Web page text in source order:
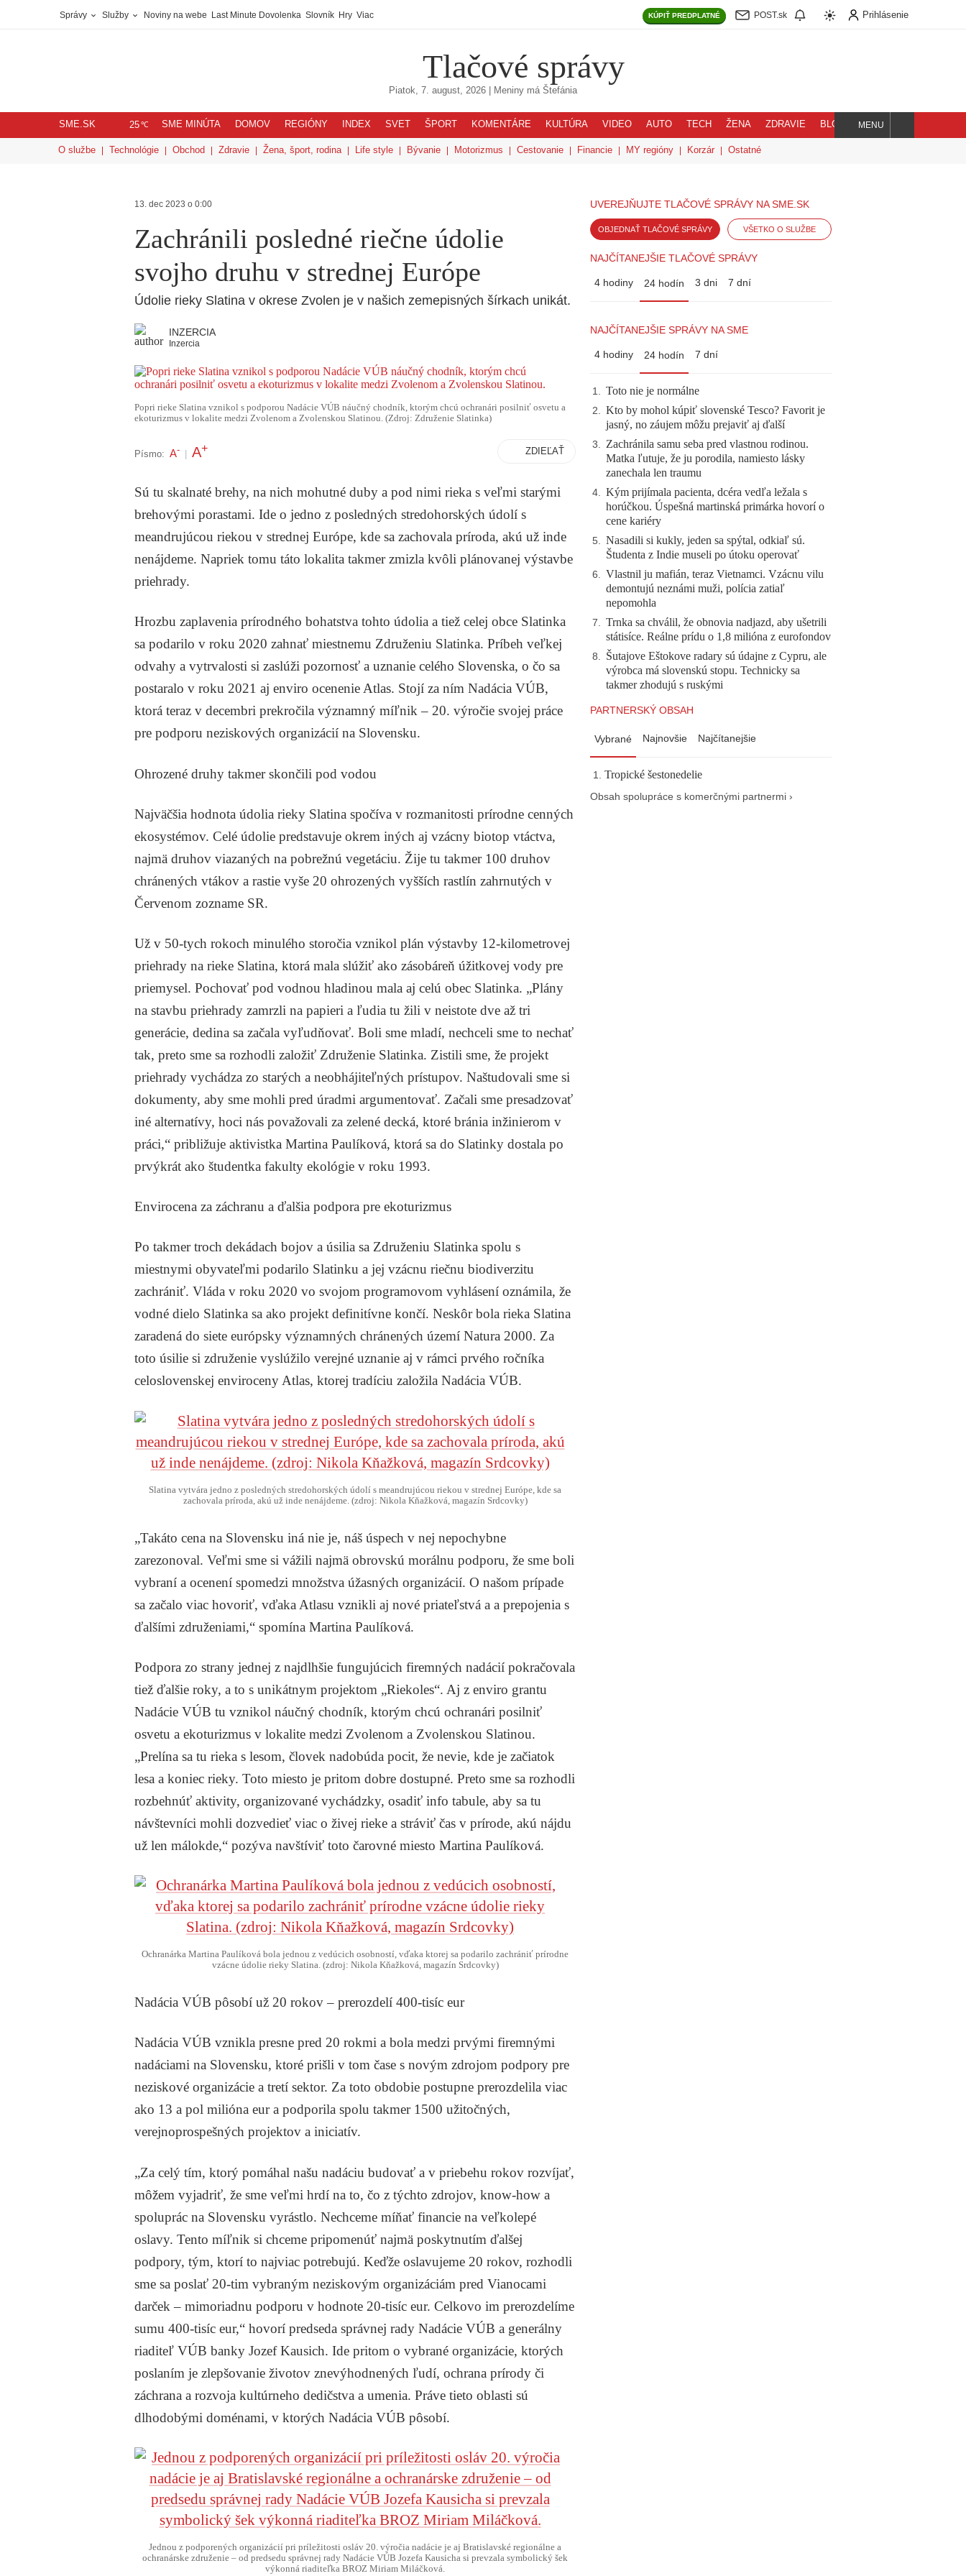
Správy Služby Noviny na webe Last Minute Dovolenka Slovník Hry Viac KÚPIŤ PREDPLATNÉ POST.sk Prihlásenie
Tlačové správy
Piatok, 7. august, 2026 | Meniny má Štefánia
SME.SK 25℃ SME MINÚTA DOMOV REGIÓNY INDEX SVET ŠPORT KOMENTÁRE KULTÚRA VIDEO AUTO TECH ŽENA ZDRAVIE BLOG
Hľadaj
MENU
O službe Technológie Obchod Zdravie Žena, šport, rodina Life style Bývanie Motorizmus Cestovanie Financie MY regióny Korzár Ostatné
13. dec 2023 o 0:00
Zachránili posledné riečne údolie
svojho druhu v strednej Európe
Údolie rieky Slatina v okrese Zvolen je v našich zemepisných šírkach unikát.
INZERCIA
Inzercia
Popri rieke Slatina vznikol s podporou Nadácie VÚB náučný chodník, ktorým chcú ochranári posilniť osvetu a
ekoturizmus v lokalite medzi Zvolenom a Zvolenskou Slatinou. (Zdroj: Združenie Slatinka)
Písmo: A- A+ ZDIEĽAŤ
Sú tu skalnaté brehy, na nich mohutné duby a pod nimi rieka s veľmi starými
brehovými porastami. Ide o jedno z posledných stredohorských údolí s
meandrujúcou riekou v strednej Európe, kde sa zachovala príroda, akú už inde
nenájdeme. Napriek tomu táto lokalita takmer zmizla kvôli plánovanej výstavbe
priehrady.
Hrozbu zaplavenia prírodného bohatstva tohto údolia a tiež celej obce Slatinka
sa podarilo v roku 2020 zahnať miestnemu Združeniu Slatinka. Príbeh veľkej
odvahy a vytrvalosti si zaslúži pozornosť a uznanie celého Slovenska, o čo sa
postaralo v roku 2021 aj enviro ocenenie Atlas. Stojí za ním Nadácia VÚB,
ktorá teraz v decembri prekročila významný míľnik – 20. výročie svojej práce
pre podporu neziskových organizácií na Slovensku.
Ohrozené druhy takmer skončili pod vodou
Najväčšia hodnota údolia rieky Slatina spočíva v rozmanitosti prírodne cenných
ekosystémov. Celé údolie predstavuje okrem iných aj vzácny biotop vtáctva,
najmä druhov viazaných na pobrežnú vegetáciu. Žije tu takmer 100 druhov
chránených vtákov a rastie vyše 20 ohrozených vyšších rastlín zahrnutých v
Červenom zozname SR.
Už v 50-tych rokoch minulého storočia vznikol plán výstavby 12-kilometrovej
priehrady na rieke Slatina, ktorá mala slúžiť ako zásobáreň úžitkovej vody pre
priemysel. Pochovať pod vodnou hladinou mala aj celú obec Slatinka. „Plány
na stavbu priehrady zamrzli na papieri a ľudia tu žili v neistote dve až tri
generácie, dedina sa začala vyľudňovať. Boli sme mladí, nechceli sme to nechať
tak, preto sme sa rozhodli založiť Združenie Slatinka. Zistili sme, že projekt
priehrady vychádza zo starých a neobhájiteľných prístupov. Naštudovali sme si
dokumenty, aby sme mohli pred úradmi argumentovať. Začali sme presadzovať
iné alternatívy, hoci nás považovali za zelené decká, ktoré bránia inžinierom v
práci,“ približuje aktivistka Martina Paulíková, ktorá sa do Slatinky dostala po
prvýkrát ako študentka fakulty ekológie v roku 1993.
Envirocena za záchranu a ďalšia podpora pre ekoturizmus
Po takmer troch dekádach bojov a úsilia sa Združeniu Slatinka spolu s
miestnymi obyvateľmi podarilo Slatinku a jej vzácnu riečnu biodiverzitu
zachrániť. Vláda v roku 2020 vo svojom programovom vyhlásení oznámila, že
vodné dielo Slatinka sa ako projekt definitívne končí. Neskôr bola rieka Slatina
zaradená do siete európsky významných chránených území Natura 2000. Za
toto úsilie si združenie vyslúžilo verejné uznanie aj v rámci prvého ročníka
celoslovenskej enviroceny Atlas, ktorej tradíciu založila Nadácia VÚB.
Slatina vytvára jedno z posledných stredohorských údolí s meandrujúcou riekou v strednej Európe, kde sa
zachovala príroda, akú už inde nenájdeme. (zdroj: Nikola Kňažková, magazín Srdcovky)
„Takáto cena na Slovensku iná nie je, náš úspech v nej nepochybne
zarezonoval. Veľmi sme si vážili najmä obrovskú morálnu podporu, že sme boli
vybraní a ocenení spomedzi množstva úžasných organizácií. O našom prípade
sa začalo viac hovoriť, vďaka Atlasu vznikli aj nové priateľstvá a a prepojenia s
ďalšími združeniami,“ spomína Martina Paulíková.
Podpora zo strany jednej z najdlhšie fungujúcich firemných nadácií pokračovala
tiež ďalšie roky, a to s unikátnym projektom „Riekoles“. Aj z enviro grantu
Nadácie VÚB tu vznikol náučný chodník, ktorým chcú ochranári posilniť
osvetu a ekoturizmus v lokalite medzi Zvolenom a Zvolenskou Slatinou.
„Prelína sa tu rieka s lesom, človek nadobúda pocit, že nevie, kde je začiatok
lesa a koniec rieky. Toto miesto je pritom dobre dostupné. Preto sme sa rozhodli
rozbehnúť aktivity, organizované vychádzky, osadiť info tabule, aby sa tu
návštevníci mohli dozvedieť viac o živej rieke a stráviť čas v prírode, akú nájdu
už len málokde,“ pozýva navštíviť toto čarovné miesto Martina Paulíková.
Ochranárka Martina Paulíková bola jednou z vedúcich osobností, vďaka ktorej sa podarilo zachrániť prírodne
vzácne údolie rieky Slatina. (zdroj: Nikola Kňažková, magazín Srdcovky)
Nadácia VÚB pôsobí už 20 rokov – prerozdelí 400-tisíc eur
Nadácia VÚB vznikla presne pred 20 rokmi a bola medzi prvými firemnými
nadáciami na Slovensku, ktoré prišli v tom čase s novým zdrojom podpory pre
neziskové organizácie a tretí sektor. Za toto obdobie postupne prerozdelila viac
ako 13 a pol milióna eur a podporila spolu takmer 1500 užitočných,
verejnoprospešných projektov a iniciatív.
„Za celý tím, ktorý pomáhal našu nadáciu budovať a v priebehu rokov rozvíjať,
môžem vyjadriť, že sme veľmi hrdí na to, čo z týchto zdrojov, know-how a
spoluprác na Slovensku vyrástlo. Nechceme míňať financie na veľkolepé
oslavy. Tento míľnik si chceme pripomenúť najmä poskytnutím ďalšej
podpory, tým, ktorí to najviac potrebujú. Keďže oslavujeme 20 rokov, rozhodli
sme sa poslať 20-tim vybraným neziskovým organizáciám pred Vianocami
darček – mimoriadnu podporu v hodnote 20-tisíc eur. Celkovo im prerozdelíme
sumu 400-tisíc eur,“ hovorí predseda správnej rady Nadácie VÚB a generálny
riaditeľ VÚB banky Jozef Kausich. Ide pritom o vybrané organizácie, ktorých
poslaním je zlepšovanie životov znevýhodnených ľudí, ochrana prírody či
záchrana a rozvoja kultúrneho dedičstva a umenia. Práve tieto oblasti sú
dlhodobými doménami, v ktorých Nadácia VÚB pôsobí.
Jednou z podporených organizácií pri príležitosti osláv 20. výročia nadácie je aj Bratislavské regionálne a
ochranárske združenie – od predsedu správnej rady Nadácie VÚB Jozefa Kausicha si prevzala symbolický šek
výkonná riaditeľka BROZ Miriam Miláčková.
UVEREJŇUJTE TLAČOVÉ SPRÁVY NA SME.SK
OBJEDNAŤ TLAČOVÉ SPRÁVY VŠETKO O SLUŽBE
NAJČÍTANEJŠIE TLAČOVÉ SPRÁVY
4 hodiny 24 hodín 3 dni 7 dní
NAJČÍTANEJŠIE SPRÁVY NA SME
4 hodiny 24 hodín 7 dní
1. Toto nie je normálne
2. Kto by mohol kúpiť slovenské Tesco? Favorit je
jasný, no záujem môžu prejaviť aj ďalší
3. Zachránila samu seba pred vlastnou rodinou.
Matka ľutuje, že ju porodila, namiesto lásky
zanechala len traumu
4. Kým prijímala pacienta, dcéra vedľa ležala s
horúčkou. Úspešná martinská primárka hovorí o
cene kariéry
5. Nasadili si kukly, jeden sa spýtal, odkiaľ sú.
Študenta z Indie museli po útoku operovať
6. Vlastnil ju mafián, teraz Vietnamci. Vzácnu vilu
demontujú neznámi muži, polícia zatiaľ
nepomohla
7. Trnka sa chválil, že obnovia nadjazd, aby ušetrili
státisíce. Reálne prídu o 1,8 milióna z eurofondov
8. Šutajove Eštokove radary sú údajne z Cypru, ale
výrobca má slovenskú stopu. Technicky sa
takmer zhodujú s ruskými
PARTNERSKÝ OBSAH
Vybrané Najnovšie Najčítanejšie
Tropické šestonedelie
Obsah spolupráce s komerčnými partnermi ›